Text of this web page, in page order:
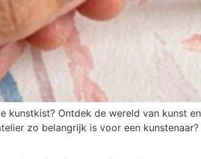
kunstkist? Ontdek de wereld van kunst
zo belangrijk is voor een